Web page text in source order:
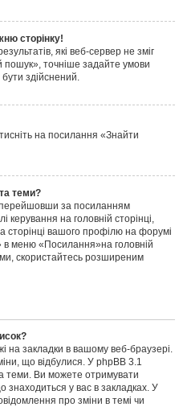
сторінку!
які веб-сервер не зміг
точніше задайте умови
здійснений.
на посилання «Знайти
теми?
перейшовши за посиланням
керування на головній сторінці,
сторінці вашого профілю на форумі
меню «Посилання»на головній
скористайтесь розширеним
на закладки в вашому веб-браузері.
що відбулися. У phpBB 3.1
теми. Ви можете отримувати
у вас в закладках. У
про зміни в темі чи